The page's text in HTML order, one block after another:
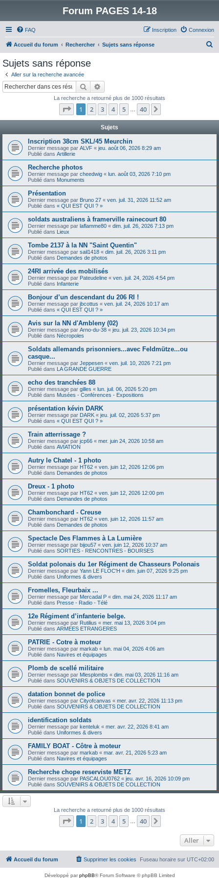
Forum PAGES 14-18
FAQ Connexion
Inscription
Accueil du forum Rechercher Sujets sans réponse
Sujets sans réponse
Aller sur la recherche avancée
Rechercher
La recherche a retourné plus de 1000 résultats
Page 1sur40
1 2 3 4 5 40
Sujets
Inscription 38cm SKL/45 Meurchin
Dernier message par ALVF « jeu. août 06, 2026 8:29 am
Publié dans Artillerie
Recherche photos
Dernier message par cheedwig « lun. août 03, 2026 7:10 pm
Publié dans Monuments
Présentation
Dernier message par Bruno 27 « ven. juil. 31, 2026 11:52 am
Publié dans « QUI EST QUI ? »
soldats australiens à framerville rainecourt 80
Dernier message par laflamme80 « dim. juil. 26, 2026 7:13 pm
Publié dans Lieux
Tombe 2137 à la NN "Saint Quentin"
Dernier message par sail1418 « dim. juil. 26, 2026 3:11 pm
Publié dans Demandes de photos
24RI arrivée des mobilisés
Dernier message par Pateudeline « ven. juil. 24, 2026 4:54 pm
Publié dans Infanterie
Bonjour d’un descendant du 206 RI !
Dernier message par jbcottus « ven. juil. 24, 2026 10:17 am
Publié dans « QUI EST QUI ? »
Avis sur la NN d'Ambleny (02)
Dernier message par Arno-du-38 « jeu. juil. 23, 2026 10:34 pm
Publié dans Nécropoles
Soldats allemands prisonniers...avec Feldmütze...ou
casque...
Dernier message par Jeppesen « ven. juil. 10, 2026 7:21 pm
Publié dans LA GRANDE GUERRE
echo des tranchées 88
Dernier message par gilles « lun. juil. 06, 2026 5:20 pm
Publié dans Musées - Conférences - Expositions
présentation kévin DARK
Dernier message par DARK « jeu. juil. 02, 2026 5:37 pm
Publié dans « QUI EST QUI ? »
Train atterrissage ?
Dernier message par jcp66 « mer. juin 24, 2026 10:58 am
Publié dans AVIATION
Autry le Chatel - 1 photo
Dernier message par HT62 « ven. juin 12, 2026 12:06 pm
Publié dans Demandes de photos
Dreux - 1 photo
Dernier message par HT62 « ven. juin 12, 2026 12:00 pm
Publié dans Demandes de photos
Chambonchard - Creuse
Dernier message par HT62 « ven. juin 12, 2026 11:57 am
Publié dans Demandes de photos
Spectacle Des Flammes à La Lumière
Dernier message par bijou57 « ven. juin 12, 2026 10:37 am
Publié dans SORTIES - RENCONTRES - BOURSES
Soldat polonais du 1er Régiment de Chasseurs Polonais
Dernier message par Yann LE FLOC'H « dim. juin 07, 2026 9:25 pm
Publié dans Uniformes & divers
Fromelles, Fleurbaix ...
Dernier message par Mercadal P « dim. mai 24, 2026 11:17 am
Publié dans Presse - Radio - Télé
12e Régiment d’infanterie belge.
Dernier message par Rutilius « mer. mai 13, 2026 3:04 pm
Publié dans ARMEES ETRANGERES
PATRIE - Cotre à moteur
Dernier message par markab « lun. mai 04, 2026 4:06 am
Publié dans Navires et équipages
Plomb de scellé militaire
Dernier message par Mlesplombs « dim. mai 03, 2026 11:16 am
Publié dans SOUVENIRS & OBJETS DE COLLECTION
datation bonnet de police
Dernier message par Cityofcanvas « mer. avr. 22, 2026 11:13 pm
Publié dans SOUVENIRS & OBJETS DE COLLECTION
identification soldats
Dernier message par kenteluk « mer. avr. 22, 2026 8:41 am
Publié dans Uniformes & divers
FAMILY BOAT - Côtre à moteur
Dernier message par markab « mar. avr. 21, 2026 5:23 am
Publié dans Navires et équipages
Recherche chope reserviste METZ
Dernier message par PASCALOU0762 « jeu. avr. 16, 2026 10:09 pm
Publié dans SOUVENIRS & OBJETS DE COLLECTION
La recherche a retourné plus de 1000 résultats
Page 1sur40
1 2 3 4 5 40
Aller
Accueil du forum Fuseau horaire sur UTC+02:00
Supprimer les cookies
Développé parphpBB® Forum Software © phpBB Limited